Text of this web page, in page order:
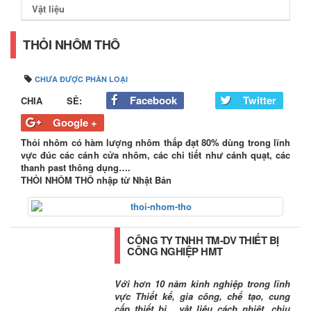
Vật liệu
THỎI NHÔM THÔ
CHƯA ĐƯỢC PHÂN LOẠI
CHIA SẺ: Facebook
Twitter
Google +
Thỏi nhôm có hàm lượng nhôm thấp đạt 80% dùng trong lĩnh
vực đúc các cánh cửa nhôm, các chi tiết như cánh quạt, các
thanh past thông dụng….
THỎI NHÔM THÔ nhập từ Nhật Bản
CÔNG TY TNHH TM-DV THIẾT BỊ
CÔNG NGHIỆP HMT
Với hơn 10 năm kinh nghiệp trong lĩnh
vực Thiết kế, gia công, chế tạo, cung